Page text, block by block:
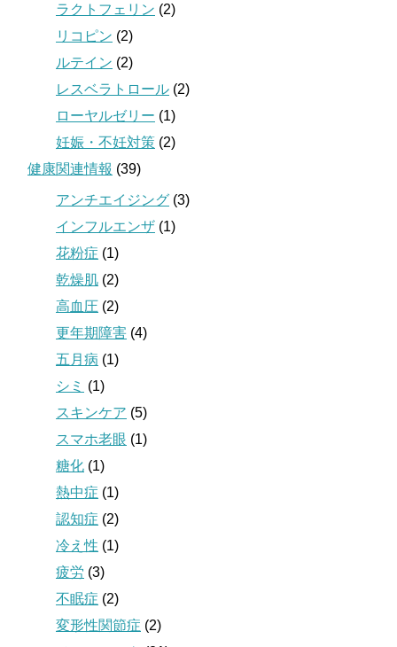
ラクトフェリン (2)
リコピン (2)
ルテイン (2)
レスベラトロール (2)
ローヤルゼリー (1)
妊娠・不妊対策 (2)
健康関連情報 (39)
アンチエイジング (3)
インフルエンザ (1)
花粉症 (1)
乾燥肌 (2)
高血圧 (2)
更年期障害 (4)
五月病 (1)
シミ (1)
スキンケア (5)
スマホ老眼 (1)
糖化 (1)
熱中症 (1)
認知症 (2)
冷え性 (1)
疲労 (3)
不眠症 (2)
変形性関節症 (2)